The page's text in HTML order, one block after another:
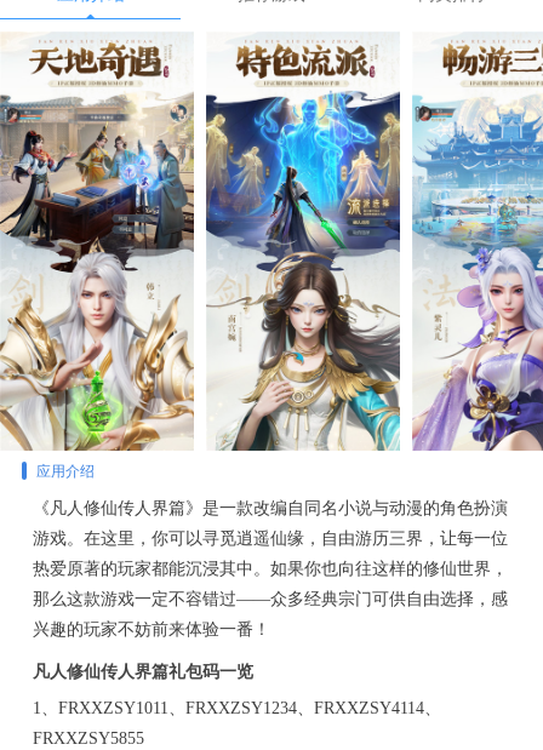
应用介绍
《凡人修仙传人界篇》是一款改编自同名小说与动漫的角色扮演
游戏。在这里，你可以寻觅逍遥仙缘，自由游历三界，让每一位
热爱原著的玩家都能沉浸其中。如果你也向往这样的修仙世界，
那么这款游戏一定不容错过——众多经典宗门可供自由选择，感
兴趣的玩家不妨前来体验一番！
凡人修仙传人界篇礼包码一览
1、FRXXZSY1011、FRXXZSY1234、FRXXZSY4114、
FRXXZSY5855